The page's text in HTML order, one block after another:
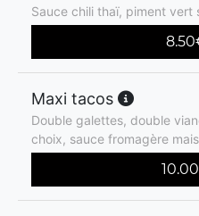
Sauce chili thaï, piment vert
8.50
Maxi tacos
Double galettes, double
choix, sauce fromagère
10.00